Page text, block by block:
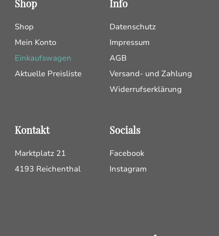
Shop
Shop
Mein Konto
Einkaufswagen
Aktuelle Preisliste
Info
Datenschutz
Impressum
AGB
Versand- und Zahlung
Widerrufserklärung
Kontakt
Marktplatz 21
4193 Reichenthal
Socials
Facebook
Instagram